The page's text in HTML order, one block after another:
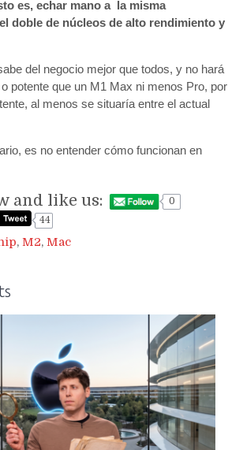
es, echar mano a la misma
doble de núcleos de alto rendimiento y
del negocio mejor que todos, y no hará
potente que un M1 Max ni menos Pro, por
al menos se situaría entre el actual
es no entender cómo funcionan en
and like us:
0
44
, M2, Mac